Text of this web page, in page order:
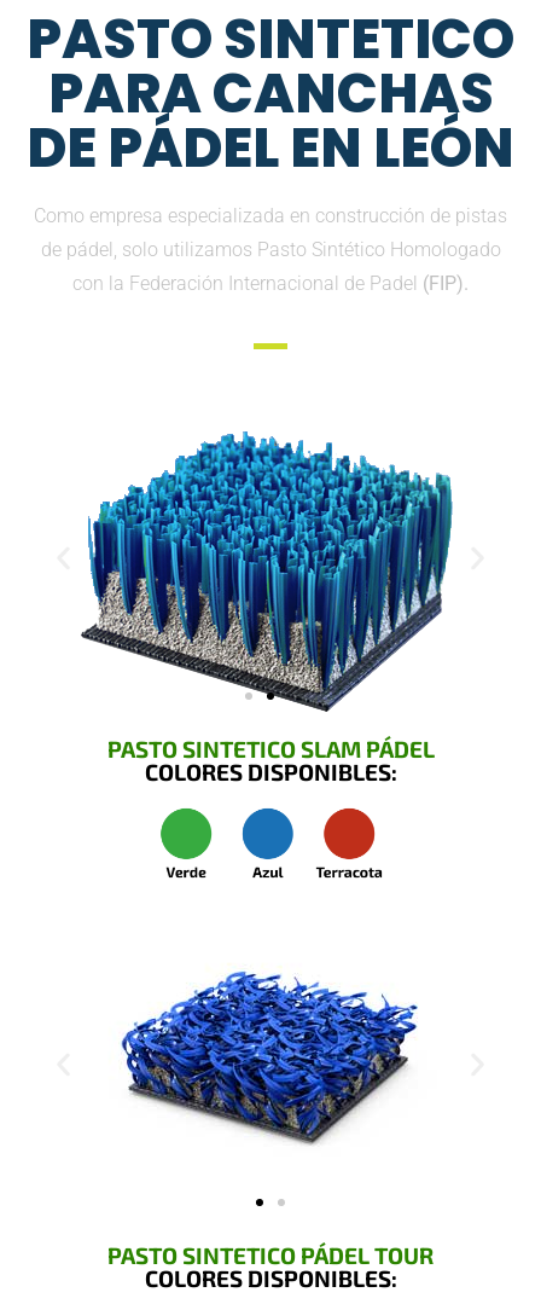
PASTO SINTETICO
PARA CANCHAS
DE PÁDEL EN LEÓN
Como empresa especializada en construcción de pistas
de pádel, solo utilizamos Pasto Sintético Homologado
con la Federación Internacional de Padel (FIP).
PASTO SINTETICO SLAM PÁDEL
COLORES DISPONIBLES:
PASTO SINTETICO PÁDEL TOUR
COLORES DISPONIBLES: